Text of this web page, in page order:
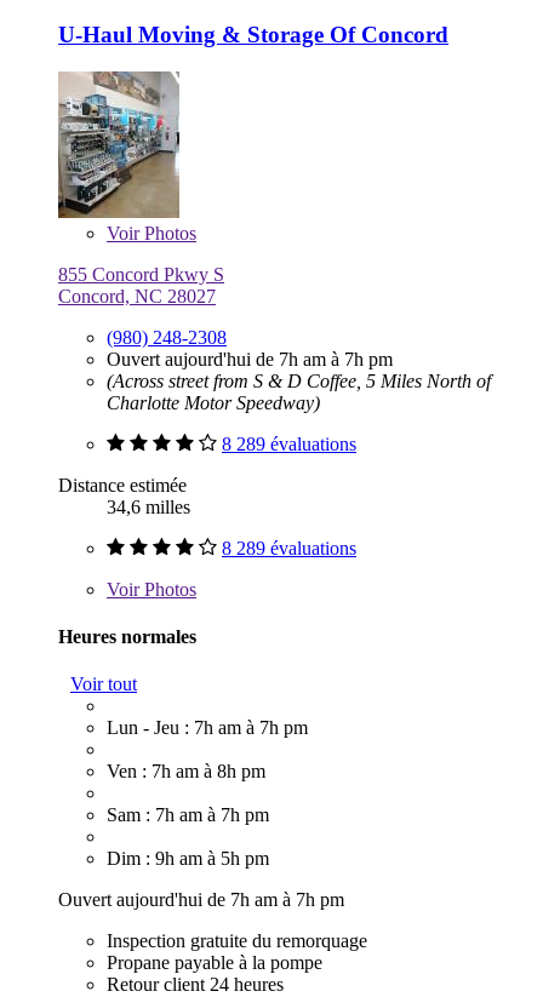
U-Haul Moving & Storage Of Concord
VoirPhotos
855 Concord Pkwy S
Concord, NC 28027
(980) 248-2308
Ouvert aujourd'hui de 7h am à 7h pm
(Across street from S & D Coffee, 5 Miles North of
Charlotte Motor Speedway)
8 289 évaluations
Distance estimée
34,6 milles
8 289 évaluations
VoirPhotos
Heures normales
Voir tout
Lun - Jeu : 7h am à 7h pm
Ven : 7h am à 8h pm
Sam : 7h am à 7h pm
Dim : 9h am à 5h pm
Ouvert aujourd'hui de 7h am à 7h pm
Inspection gratuite du remorquage
Propane payable à la pompe
Retour client 24 heures